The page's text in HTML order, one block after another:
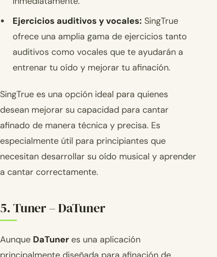
Ejercicios auditivos y vocales: SingTrue
ofrece una amplia gama de ejercicios tanto
auditivos como vocales que te ayudarán a
entrenar tu oído y mejorar tu afinación.
SingTrue es una opción ideal para quienes
desean mejorar su capacidad para cantar
afinado de manera técnica y precisa. Es
especialmente útil para principiantes que
necesitan desarrollar su oído musical y aprender
a cantar correctamente.
5. Tuner – DaTuner
Aunque DaTuner es una aplicación